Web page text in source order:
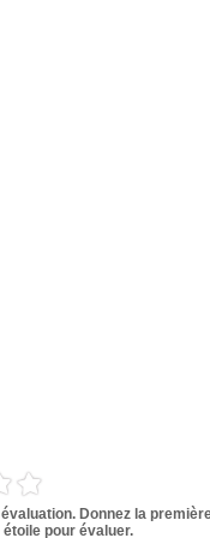
Donnez la
pour évaluer.